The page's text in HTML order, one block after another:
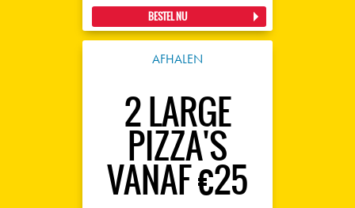
BESTEL NU
AFHALEN
2 LARGE
PIZZA'S
VANAF €25